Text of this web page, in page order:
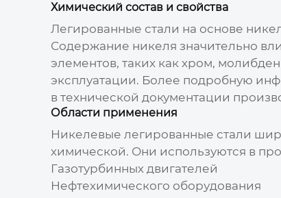
Химический состав и свойства
Легированные стали на основе
Содержание никеля значительно
элементов, таких как хром,
эксплуатации. Более подробную
в технической документации
Области применения
Никелевые легированные стали
химической. Они используются в
Газотурбинных двигателей
Нефтехимического оборудования